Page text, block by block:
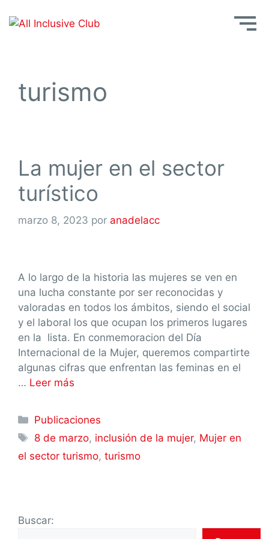
turismo
La mujer en el sector
turístico
marzo 8, 2023 por anadelacc
A lo largo de la historia las mujeres se ven en
una lucha constante por ser reconocidas y
valoradas en todos los ámbitos, siendo el social
y el laboral los que ocupan los primeros lugares
en la lista. En conmemoracion del Día
Internacional de la Mujer, queremos compartirte
algunas cifras que enfrentan las feminas en el
… Leer más
Publicaciones
8 de marzo, inclusión de la mujer, Mujer en
el sector turismo, turismo
Buscar: